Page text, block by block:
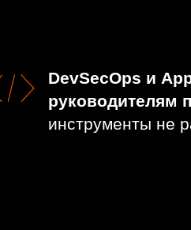
DevSecOps и
руководителям
инструменты не